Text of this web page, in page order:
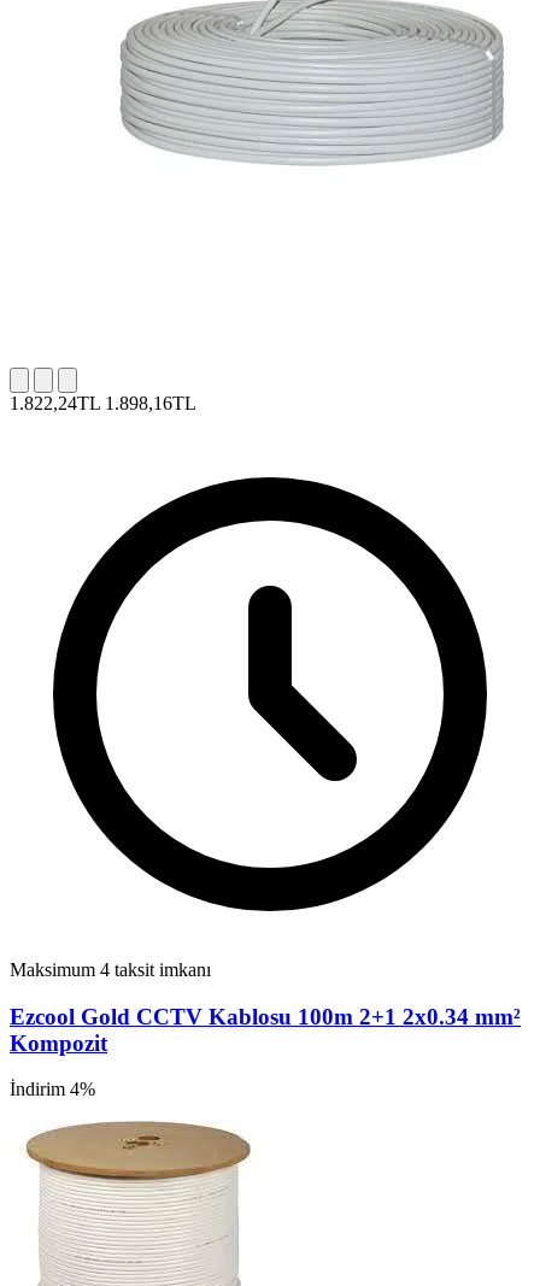
1.822,24TL 1.898,16TL
Maksimum 4 taksit imkanı
Ezcool Gold CCTV Kablosu 100m 2+1 2x0.34 mm²
Kompozit
İndirim 4%